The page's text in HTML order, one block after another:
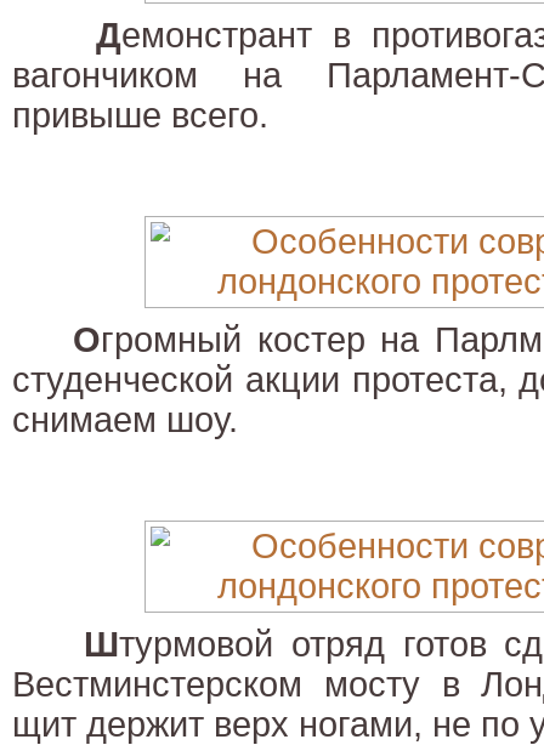
Демонстрант в
вагончиком на Парламент-
привыше всего.
Огромный костер на
студенческой акции протеста,
снимаем шоу.
Штурмовой отряд готов
Вестминстерском мосту в
щит держит верх ногами, не по